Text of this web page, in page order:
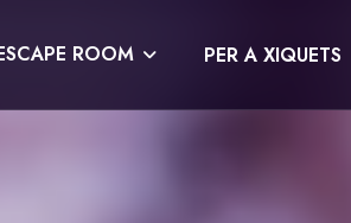
ROOM PER A XIQUETS